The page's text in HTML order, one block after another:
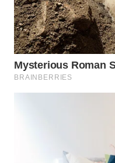
WN
TAPANULI
UTARA
WN
SAMOSIR